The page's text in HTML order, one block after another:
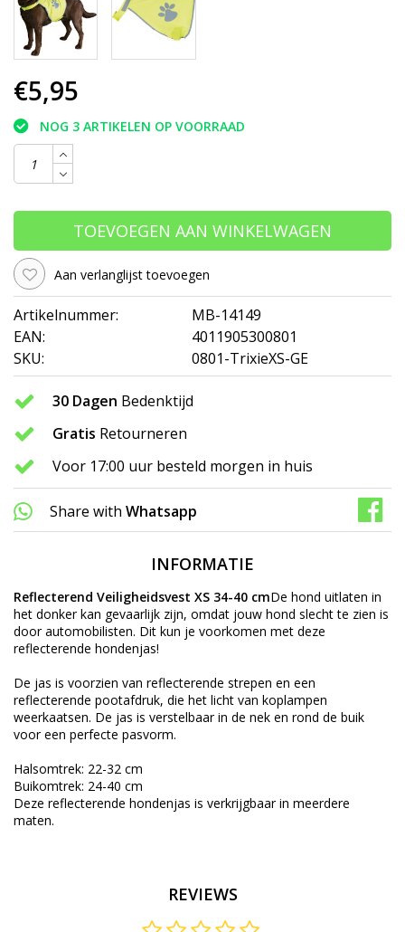
€5,95
NOG 3 ARTIKELEN OP VOORRAAD
TOEVOEGEN AAN WINKELWAGEN
Aan verlanglijst toevoegen
Artikelnummer:
MB-14149
EAN:
4011905300801
SKU:
0801-TrixieXS-GE
30 Dagen Bedenktijd
Gratis Retourneren
Voor 17:00 uur besteld morgen in huis
Share with Whatsapp
INFORMATIE
Reflecterend Veiligheidsvest XS 34-40 cmDe hond uitlaten in
het donker kan gevaarlijk zijn, omdat jouw hond slecht te zien is
door automobilisten. Dit kun je voorkomen met deze
reflecterende hondenjas!
De jas is voorzien van reflecterende strepen en een
reflecterende pootafdruk, die het licht van koplampen
weerkaatsen. De jas is verstelbaar in de nek en rond de buik
voor een perfecte pasvorm.
Halsomtrek: 22-32 cm
Buikomtrek: 24-40 cm
Deze reflecterende hondenjas is verkrijgbaar in meerdere
maten.
REVIEWS